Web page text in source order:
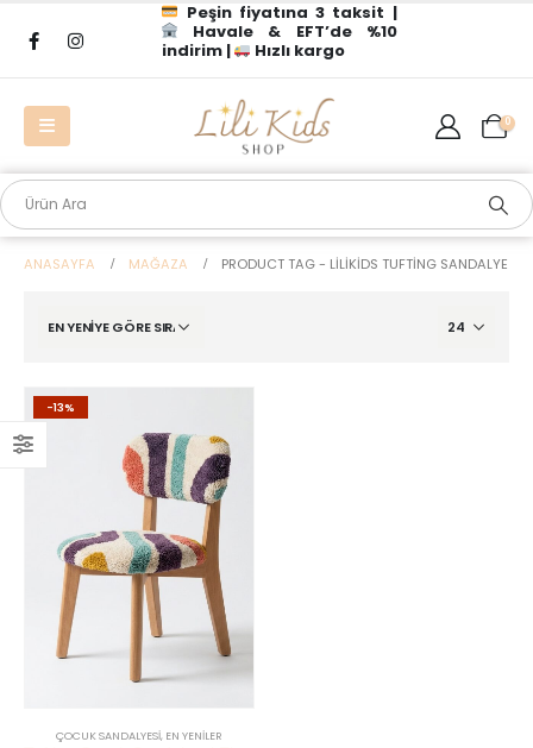
Peşin fiyatına 3 taksit |
Havale & EFT’de %10
indirim |
Hızlı kargo
0
ANASAYFA MAĞAZA PRODUCT TAG - LILIKIDS TUFTING SANDALYE
-13%
ÇOCUK SANDALYESI, EN YENILER